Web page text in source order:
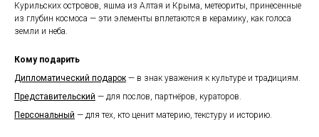
Курильских островов, яшма из Алтая и Крыма, метеориты, принесенные
из глубин космоса — эти элементы вплетаются в керамику, как голоса
земли и неба.
Кому подарить
Дипломатический подарок — в знак уважения к культуре и традициям.
Представительский — для послов, партнёров, кураторов.
Персональный — для тех, кто ценит материю, текстуру и историю.